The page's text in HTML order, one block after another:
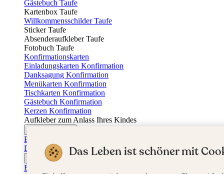
Gästebuch Taufe
Kartenbox Taufe
Willkommensschilder Taufe
Sticker Taufe
Absenderaufkleber Taufe
Fotobuch Taufe
Konfirmationskarten
Einladungskarten Konfirmation
Danksagung Konfirmation
Menükarten Konfirmation
Tischkarten Konfirmation
Gästebuch Konfirmation
Kerzen Konfirmation
Aufkleber zum Anlass Ihres Kindes
Einladungskarten Firmung
Dankeskarten Firmung
Jugendweihekarten
Einladungskarten Jugendweihe
Das Leben ist schöner mit